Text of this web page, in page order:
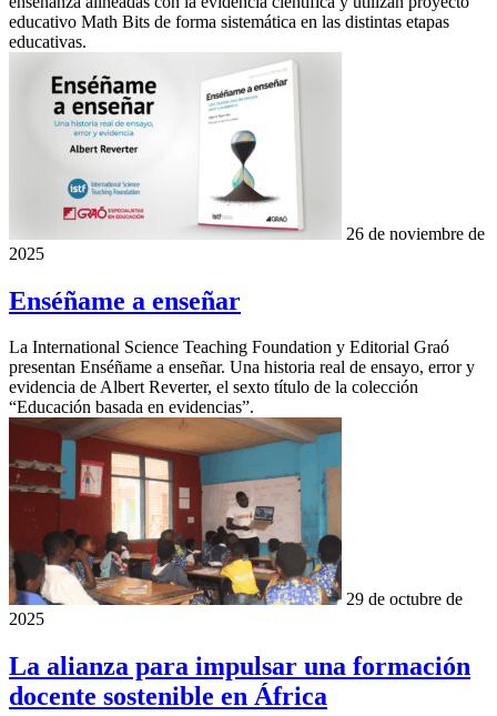
educativo Math Bits de forma sistemática en las distintas etapas
educativas.
26 de noviembre de
2025
Enséñame a enseñar
La International Science Teaching Foundation y Editorial Graó
presentan Enséñame a enseñar. Una historia real de ensayo, error y
evidencia de Albert Reverter, el sexto título de la colección
“Educación basada en evidencias”.
29 de octubre de
2025
La alianza para impulsar una formación
docente sostenible en África